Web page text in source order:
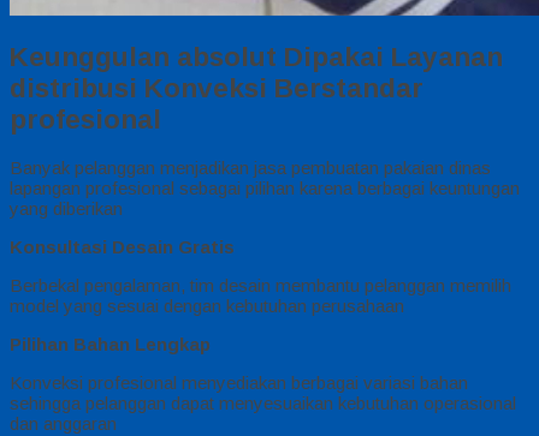
Keunggulan absolut Dipakai Layanan
distribusi Konveksi Berstandar
profesional
Banyak pelanggan menjadikan jasa pembuatan pakaian dinas
lapangan profesional sebagai pilihan karena berbagai keuntungan
yang diberikan
Konsultasi Desain Gratis
Berbekal pengalaman, tim desain membantu pelanggan memilih
model yang sesuai dengan kebutuhan perusahaan
Pilihan Bahan Lengkap
Konveksi profesional menyediakan berbagai variasi bahan
sehingga pelanggan dapat menyesuaikan kebutuhan operasional
dan anggaran